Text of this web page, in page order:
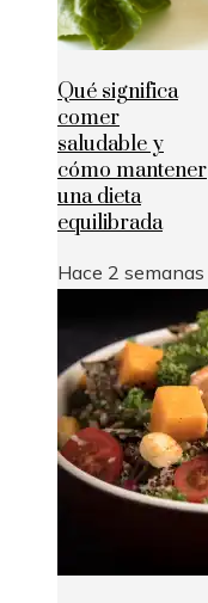
Qué significa
comer
saludable y
cómo mantener
una dieta
equilibrada
Hace 2 semanas